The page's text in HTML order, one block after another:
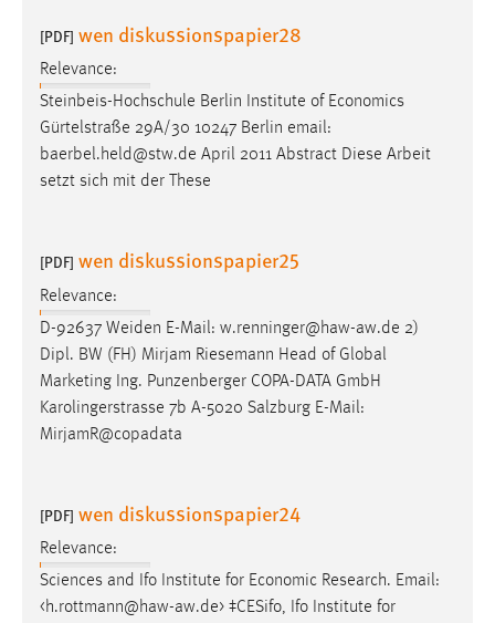
[PDF] wen diskussionspapier28
Relevance:
Steinbeis-Hochschule Berlin Institute of Economics
Gürtelstraße 29A/30 10247 Berlin email:
baerbel.held@stw.de April 2011 Abstract Diese Arbeit
setzt sich mit der These
[PDF] wen diskussionspapier25
Relevance:
D-92637 Weiden E-Mail: w.renninger@haw-aw.de 2)
Dipl. BW (FH) Mirjam Riesemann Head of Global
Marketing Ing. Punzenberger COPA-DATA GmbH
Karolingerstrasse 7b A-5020 Salzburg E-Mail:
MirjamR@copadata
[PDF] wen diskussionspapier24
Relevance:
Sciences and Ifo Institute for Economic Research. Email:
<h.rottmann@haw-aw.de> ‡CESifo, Ifo Institute for